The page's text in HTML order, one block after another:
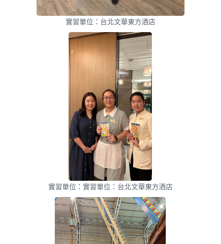
實習單位：台北文華東方酒店
實習單位：實習單位：台北文華東方酒店